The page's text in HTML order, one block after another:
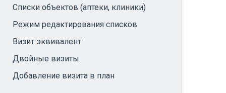
Списки объектов (аптеки, клиники)
Режим редактирования списков
Визит эквивалент
Двойные визиты
Добавление визита в план